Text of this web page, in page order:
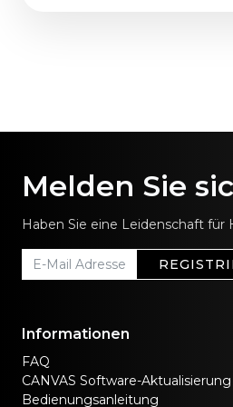
Melden Sie
Haben Sie eine Leidenschaft
Informationen
FAQ
CANVAS Software-Aktualisierung
Bedienungsanleitung